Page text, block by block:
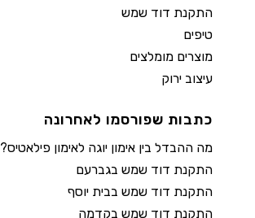
התקנת דוד שמש
טיפים
מוצרים מומלצים
עיצוב ירוק
כתבות שפורסמו לאחרונה
מה ההבדל בין אימון יוגה לאימון פילאטיס?
התקנת דוד שמש בגברעם
התקנת דוד שמש בבית יוסף
התקנת דוד שמש בקדמה